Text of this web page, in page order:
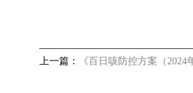
上一篇： 《百日咳防控方案（